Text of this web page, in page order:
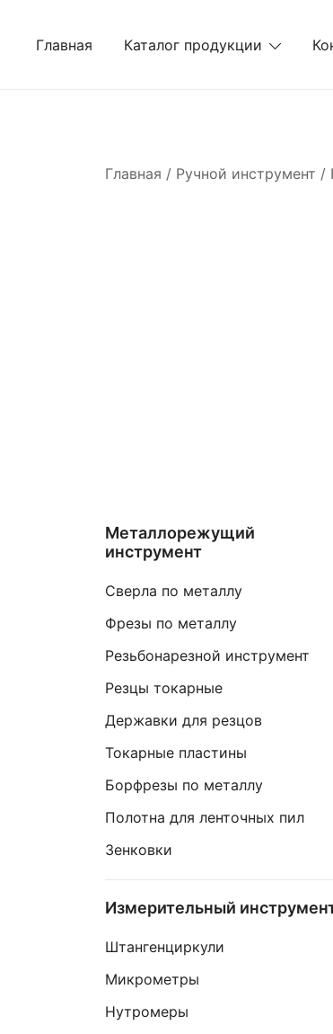
Главная Каталог продукции
Главная / Ручной инструмент /
Металлорежущий
инструмент
Сверла по металлу
Фрезы по металлу
Резьбонарезной инструмент
Резцы токарные
Державки для резцов
Токарные пластины
Борфрезы по металлу
Полотна для ленточных пил
Зенковки
Измерительный
Штангенциркули
Микрометры
Нутромеры